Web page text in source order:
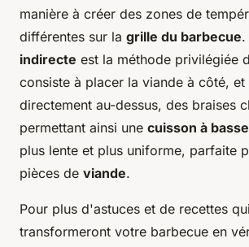
manière à créer des zones de
différentes sur la grille du barbecue.
indirecte est la méthode privilégiée
consiste à placer la viande à côté, et
directement au-dessus, des braises
permettant ainsi une cuisson à
plus lente et plus uniforme, parfaite
pièces de viande.
Pour plus d'astuces et de recettes qui
transformeront votre barbecue en